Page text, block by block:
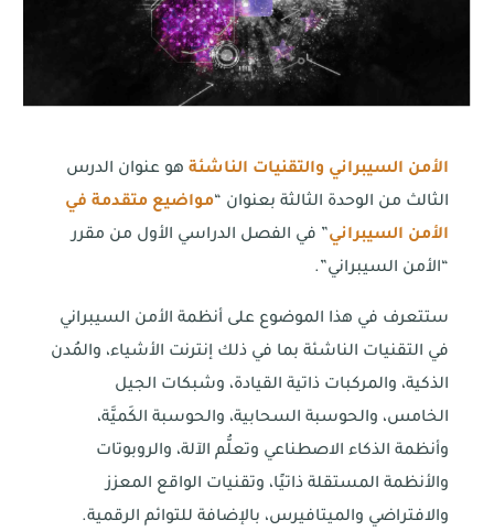
الأمن السيبراني والتقنيات الناشئة هو عنوان الدرس
الثالث من الوحدة الثالثة بعنوان “مواضيع متقدمة في
الأمن السيبراني” في الفصل الدراسي الأول من مقرر
“الأمن السيبراني”.
ستتعرف في هذا الموضوع على أنظمة الأمن السيبراني
في التقنيات الناشئة بما في ذلك إنترنت الأشياء، والمُدن
الذكية، والمركبات ذاتية القيادة، وشبكات الجيل
الخامس، والحوسبة السحابية، والحوسبة الكَميَّة،
وأنظمة الذكاء الاصطناعي وتعلُّم الآلة، والروبوتات
والأنظمة المستقلة ذاتيًا، وتقنيات الواقع المعزز
والافتراضي والميتافيرس، بالإضافة للتوائم الرقمية.